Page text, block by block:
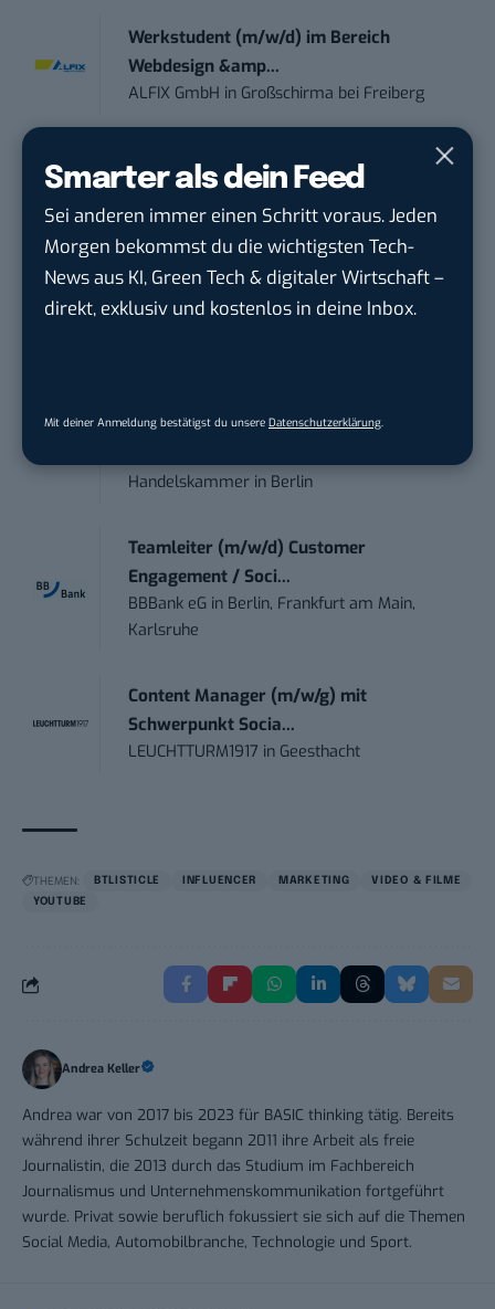
Smarter als dein Feed
Sei anderen immer einen Schritt voraus. Jeden
Morgen bekommst du die wichtigsten Tech-
News aus KI, Green Tech & digitaler Wirtschaft –
direkt, exklusiv und kostenlos in deine Inbox.
Mit deiner Anmeldung bestätigst du unsere Datenschutzerklärung
Werkstudent (m/w/d) im Bereich
Webdesign &amp...
ALFIX GmbH in Großschirma bei Freiberg
Mitarbeiter (m/w/d) Customer
Engagement / Soc...
BBBank eG inBerlin, Frankfurt am Main,
Karlsruhe
Senior ASIC Digital Lead – ATPG & M...
Kommunikation mit d...
Handelskammer in Berlin
Teamleiter (m/w/d) Customer
Engagement / Soci...
BBBank eG in Berlin, Frankfurt am Main,
Karlsruhe
Content Manager (m/w/g) mit
Schwerpunkt Socia...
LEUCHTTURM1917 in Geesthacht
THEMEN: BTLISTICLE INFLUENCER MARKETING
VIDEO & FILME
YOUTUBE
Andrea Keller
Andrea war von 2017 bis 2023 für BASIC thinking tätig. Bereits
während ihrer Schulzeit begann 2011 ihre Arbeit als freie
Journalistin, die 2013 durch das Studium im Fachbereich
Journalismus und Unternehmenskommunikation fortgeführt
wurde. Privat sowie beruflich fokussiert sie sich auf die Themen
Social Media, Automobilbranche, Technologie und Sport.